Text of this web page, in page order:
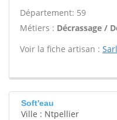
Département: 59
Métiers : Décrassage /
Voir la fiche artisan :
Soft'eau
Ville : Ntpellier